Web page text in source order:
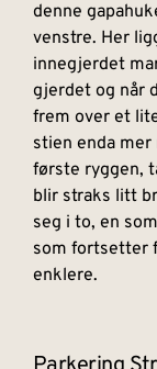
denne
venstre. Her
innegjerdet
gjerdet og når
frem over et
stien enda
første ryggen,
blir straks litt
seg i to, en
som fortsetter
enklere.